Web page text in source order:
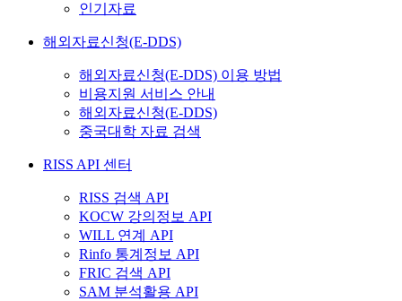
인기자료
해외자료신청(E-DDS)
해외자료신청(E-DDS) 이용 방법
비용지원 서비스 안내
해외자료신청(E-DDS)
중국대학 자료 검색
RISS API 센터
RISS 검색 API
KOCW 강의정보 API
WILL 연계 API
Rinfo 통계정보 API
FRIC 검색 API
SAM 분석활용 API